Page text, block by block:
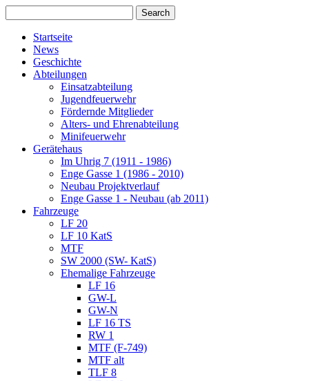
Startseite
News
Geschichte
Abteilungen
Einsatzabteilung
Jugendfeuerwehr
Fördernde Mitglieder
Alters- und Ehrenabteilung
Minifeuerwehr
Gerätehaus
Im Uhrig 7 (1911 - 1986)
Enge Gasse 1 (1986 - 2010)
Neubau Projektverlauf
Enge Gasse 1 - Neubau (ab 2011)
Fahrzeuge
LF 20
LF 10 KatS
MTF
SW 2000 (SW- KatS)
Ehemalige Fahrzeuge
LF 16
GW-L
GW-N
LF 16 TS
RW 1
MTF (F-749)
MTF alt
TLF 8